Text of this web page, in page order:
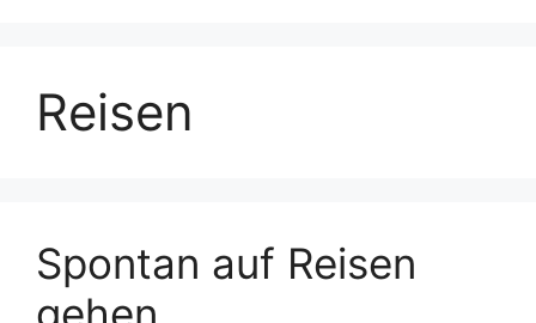
Reisen
Spontan auf Reisen
gehen